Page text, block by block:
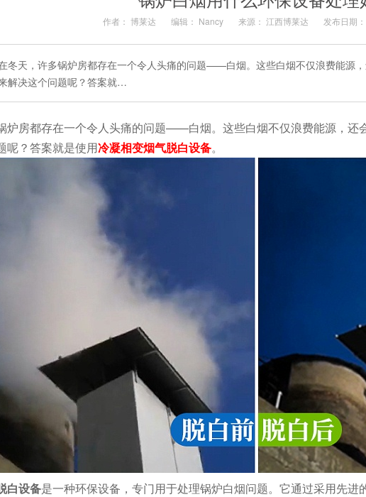
作者： 博莱达 编辑： Nancy 来源： 江西博莱达 发布日期
冬天，许多锅炉房都存在一个令人头痛的问题——白烟。这些白烟不仅浪费能源
解决这个问题呢？答案就…
炉房都存在一个令人头痛的问题——白烟。这些白烟不仅浪费能源，还
呢？答案就是使用冷凝相变烟气脱白设备。
白设备是一种环保设备，专门用于处理锅炉白烟问题。它通过采用先